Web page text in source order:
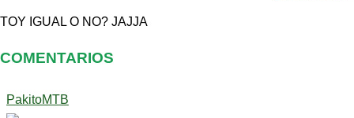
TOY IGUAL O NO? JAJJA
COMENTARIOS
PakitoMTB